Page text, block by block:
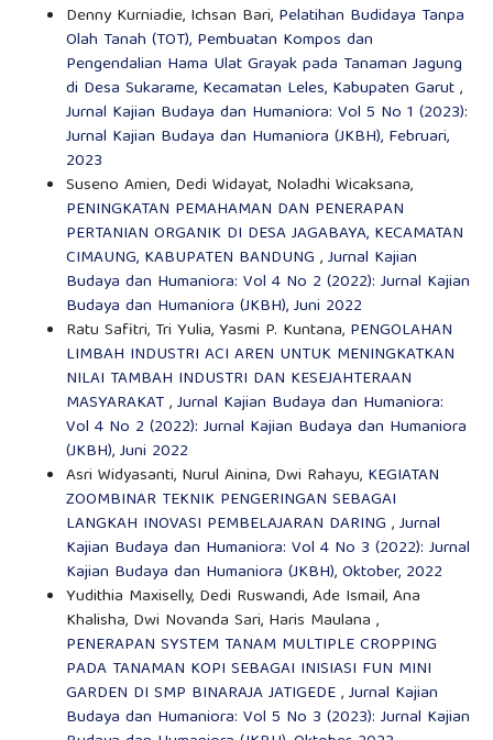
Denny Kurniadie, Ichsan Bari, Pelatihan Budidaya Tanpa
Olah Tanah (TOT), Pembuatan Kompos dan
Pengendalian Hama Ulat Grayak pada Tanaman Jagung
di Desa Sukarame, Kecamatan Leles, Kabupaten Garut,
Jurnal Kajian Budaya dan Humaniora: Vol 5 No 1 (2023):
Jurnal Kajian Budaya dan Humaniora (JKBH), Februari,
2023
Suseno Amien, Dedi Widayat, Noladhi Wicaksana,
PENINGKATAN PEMAHAMAN DAN PENERAPAN
PERTANIAN ORGANIK DI DESA JAGABAYA, KECAMATAN
CIMAUNG, KABUPATEN BANDUNG ,Jurnal Kajian
Budaya dan Humaniora: Vol 4 No 2 (2022): Jurnal Kajian
Budaya dan Humaniora (JKBH), Juni 2022
Ratu Safitri, Tri Yulia, Yasmi P. Kuntana, PENGOLAHAN
LIMBAH INDUSTRI ACI AREN UNTUK MENINGKATKAN
NILAI TAMBAH INDUSTRI DAN KESEJAHTERAAN
MASYARAKAT,Jurnal Kajian Budaya dan Humaniora:
Vol 4 No 2 (2022): Jurnal Kajian Budaya dan Humaniora
(JKBH), Juni 2022
Asri Widyasanti, Nurul Ainina, Dwi Rahayu, KEGIATAN
ZOOMBINAR TEKNIK PENGERINGAN SEBAGAI
LANGKAH INOVASI PEMBELAJARAN DARING ,Jurnal
Kajian Budaya dan Humaniora: Vol 4 No 3 (2022): Jurnal
Kajian Budaya dan Humaniora (JKBH), Oktober, 2022
Yudithia Maxiselly, Dedi Ruswandi, Ade Ismail, Ana
Khalisha, Dwi Novanda Sari, Haris Maulana ,
PENERAPAN SYSTEM TANAM MULTIPLE CROPPING
PADA TANAMAN KOPI SEBAGAI INISIASI FUN MINI
GARDEN DI SMP BINARAJA JATIGEDE,Jurnal Kajian
Budaya dan Humaniora: Vol 5 No 3 (2023): Jurnal Kajian